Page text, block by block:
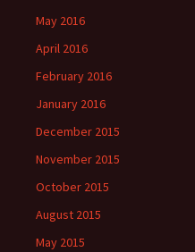
May 2016
April 2016
February 2016
January 2016
December 2015
November 2015
October 2015
August 2015
May 2015